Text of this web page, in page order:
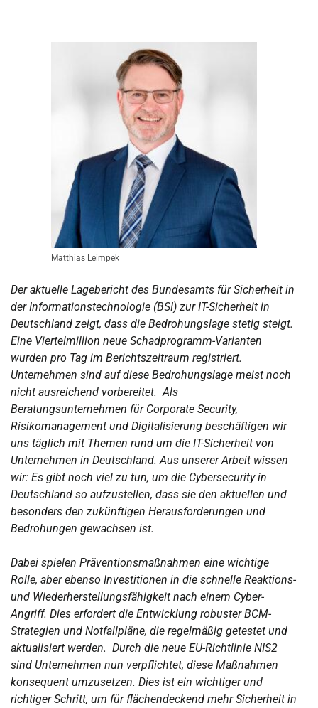
Matthias Leimpek
Der aktuelle Lagebericht des Bundesamts für Sicherheit in
der Informationstechnologie (BSI) zur IT-Sicherheit in
Deutschland zeigt, dass die Bedrohungslage stetig steigt.
Eine Viertelmillion neue Schadprogramm-Varianten
wurden pro Tag im Berichtszeitraum registriert.
Unternehmen sind auf diese Bedrohungslage meist noch
nicht ausreichend vorbereitet. Als
Beratungsunternehmen für Corporate Security,
Risikomanagement und Digitalisierung beschäftigen wir
uns täglich mit Themen rund um die IT-Sicherheit von
Unternehmen in Deutschland. Aus unserer Arbeit wissen
wir: Es gibt noch viel zu tun, um die Cybersecurity in
Deutschland so aufzustellen, dass sie den aktuellen und
besonders den zukünftigen Herausforderungen und
Bedrohungen gewachsen ist.
Dabei spielen Präventionsmaßnahmen eine wichtige
Rolle, aber ebenso Investitionen in die schnelle Reaktions-
und Wiederherstellungsfähigkeit nach einem Cyber-
Angriff. Dies erfordert die Entwicklung robuster BCM-
Strategien und Notfallpläne, die regelmäßig getestet und
aktualisiert werden. Durch die neue EU-Richtlinie NIS2
sind Unternehmen nun verpflichtet, diese Maßnahmen
konsequent umzusetzen. Dies ist ein wichtiger und
richtiger Schritt, um für flächendeckend mehr Sicherheit in